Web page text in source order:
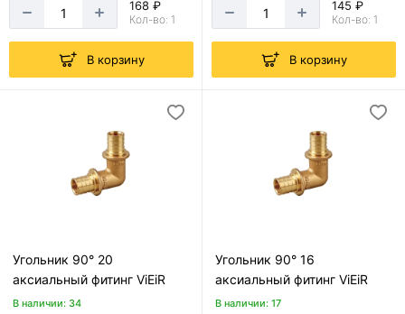
168 ₽
Кол-во: 1
В корзину
145 ₽
Кол-во: 1
В корзину
Угольник 90° 20
аксиальный фитинг ViEiR
В наличии: 34
Угольник 90° 16
аксиальный фитинг ViEiR
В наличии: 17